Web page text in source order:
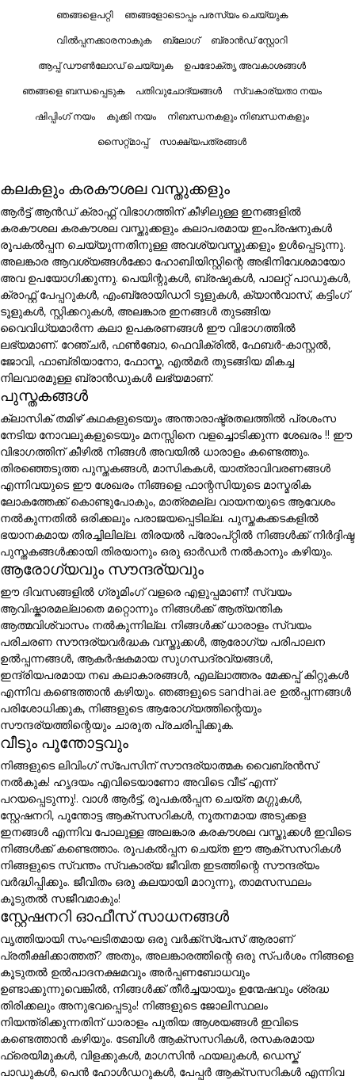
ഞങ്ങളെപറ്റി ഞങ്ങളോടൊപ്പം പരസ്യം ചെയ്യുക
വിൽപ്പനക്കാരനാകുക ബ്ലോഗ് ബ്രാൻഡ് സ്റ്റോറി
ആപ്പ് ഡൗൺലോഡ് ചെയ്യുക ഉപഭോക്തൃ അവകാശങ്ങൾ
ഞങ്ങളെ ബന്ധപ്പെടുക പതിവുചോദ്യങ്ങൾ സ്വകാര്യതാ നയം
ഷിപ്പിംഗ് നയം കുക്കി നയം നിബന്ധനകളും നിബന്ധനകളും
സൈറ്റ്മാപ്പ് സാക്ഷ്യപത്രങ്ങൾ
കലകളും കരകൗശല വസ്തുക്കളും
ആർട്ട് ആൻഡ് ക്രാഫ്റ്റ് വിഭാഗത്തിന് കീഴിലുള്ള ഇനങ്ങളിൽ
കരകൗശല കരകൗശല വസ്തുക്കളും കലാപരമായ ഇംപ്രഷനുകൾ
രൂപകൽപ്പന ചെയ്യുന്നതിനുള്ള അവശ്യവസ്തുക്കളും ഉൾപ്പെടുന്നു.
അലങ്കാര ആവശ്യങ്ങൾക്കോ ഹോബിയിസ്റ്റിന്റെ അഭിനിവേശമായോ
അവ ഉപയോഗിക്കുന്നു. പെയിന്റുകൾ, ബ്രഷുകൾ, പാലറ്റ് പാഡുകൾ,
ക്രാഫ്റ്റ് പേപ്പറുകൾ, എംബ്രോയിഡറി ടൂളുകൾ, ക്യാൻവാസ്, കട്ടിംഗ്
ടൂളുകൾ, സ്റ്റിക്കറുകൾ, അലങ്കാര ഇനങ്ങൾ തുടങ്ങിയ
വൈവിധ്യമാർന്ന കലാ ഉപകരണങ്ങൾ ഈ വിഭാഗത്തിൽ
ലഭ്യമാണ്. റേഞ്ചർ, ഫൺബോ, ഫെവിക്രിൽ, ഫേബർ-കാസ്റ്റൽ,
ജോവി, ഫാബ്രിയാനോ, ഫോസ്ക, എൽമർ തുടങ്ങിയ മികച്ച
നിലവാരമുള്ള ബ്രാൻഡുകൾ ലഭ്യമാണ്.
പുസ്തകങ്ങൾ
ക്ലാസിക് തമിഴ് കഥകളുടെയും അന്താരാഷ്ട്രതലത്തിൽ പ്രശംസ
നേടിയ നോവലുകളുടെയും മനസ്സിനെ വളച്ചൊടിക്കുന്ന ശേഖരം !! ഈ
വിഭാഗത്തിന് കീഴിൽ നിങ്ങൾ അവയിൽ ധാരാളം കണ്ടെത്തും.
തിരഞ്ഞെടുത്ത പുസ്തകങ്ങൾ, മാസികകൾ, യാത്രാവിവരണങ്ങൾ
എന്നിവയുടെ ഈ ശേഖരം നിങ്ങളെ ഫാന്റസിയുടെ മാസ്മരിക
ലോകത്തേക്ക് കൊണ്ടുപോകും, മാത്രമല്ല വായനയുടെ ആവേശം
നൽകുന്നതിൽ ഒരിക്കലും പരാജയപ്പെടില്ല. പുസ്തകക്കടകളിൽ
ഭയാനകമായ തിരച്ചിലില്ല. തിരയൽ പ്രോംപ്റ്റിൽ നിങ്ങൾക്ക് നിർദ്ദിഷ്ട
പുസ്തകങ്ങൾക്കായി തിരയാനും ഒരു ഓർഡർ നൽകാനും കഴിയും.
ആരോഗ്യവും സൗന്ദര്യവും
ഈ ദിവസങ്ങളിൽ ഗ്രൂമിംഗ് വളരെ എളുപ്പമാണ്! സ്വയം
ആവിഷ്കാരമല്ലാതെ മറ്റൊന്നും നിങ്ങൾക്ക് ആത്യന്തിക
ആത്മവിശ്വാസം നൽകുന്നില്ല. നിങ്ങൾക്ക് ധാരാളം സ്വയം
പരിചരണ സൗന്ദര്യവർദ്ധക വസ്തുക്കൾ, ആരോഗ്യ പരിപാലന
ഉൽപ്പന്നങ്ങൾ, ആകർഷകമായ സുഗന്ധദ്രവ്യങ്ങൾ,
ഇന്ദ്രിയപരമായ നഖ കലാകാരങ്ങൾ, എല്ലാത്തരം മേക്കപ്പ് കിറ്റുകൾ
എന്നിവ കണ്ടെത്താൻ കഴിയും. ഞങ്ങളുടെ sandhai.ae ഉൽപ്പന്നങ്ങൾ
പരിശോധിക്കുക, നിങ്ങളുടെ ആരോഗ്യത്തിന്റെയും
സൗന്ദര്യത്തിന്റെയും ചാരുത പ്രചരിപ്പിക്കുക.
വീടും പൂന്തോട്ടവും
നിങ്ങളുടെ ലിവിംഗ് സ്പേസിന് സൗന്ദര്യാത്മക വൈബ്രൻസ്
നൽകുക! ഹൃദയം എവിടെയാണോ അവിടെ വീട് എന്ന്
പറയപ്പെടുന്നു!. വാൾ ആർട്ട്, രൂപകൽപ്പന ചെയ്ത മഗ്ഗുകൾ,
സ്റ്റേഷനറി, പൂന്തോട്ട ആക്സസറികൾ, നൂതനമായ അടുക്കള
ഇനങ്ങൾ എന്നിവ പോലുള്ള അലങ്കാര കരകൗശല വസ്തുക്കൾ ഇവിടെ
നിങ്ങൾക്ക് കണ്ടെത്താം. രൂപകൽപ്പന ചെയ്ത ഈ ആക്സസറികൾ
നിങ്ങളുടെ സ്വന്തം സ്വകാര്യ ജീവിത ഇടത്തിന്റെ സൗന്ദര്യം
വർദ്ധിപ്പിക്കും. ജീവിതം ഒരു കലയായി മാറുന്നു, താമസസ്ഥലം
കൂടുതൽ സജീവമാകും!
സ്റ്റേഷനറി ഓഫീസ് സാധനങ്ങൾ
വൃത്തിയായി സംഘടിതമായ ഒരു വർക്ക്സ്പേസ് ആരാണ്
പ്രതീക്ഷിക്കാത്തത്? അതും, അലങ്കാരത്തിന്റെ ഒരു സ്പർശം നിങ്ങളെ
കൂടുതൽ ഉൽപാദനക്ഷമവും അർപ്പണബോധവും
ഉണ്ടാക്കുന്നുവെങ്കിൽ, നിങ്ങൾക്ക് തീർച്ചയായും ഉന്മേഷവും ശ്രദ്ധ
തിരിക്കലും അനുഭവപ്പെടും! നിങ്ങളുടെ ജോലിസ്ഥലം
നിയന്ത്രിക്കുന്നതിന് ധാരാളം പുതിയ ആശയങ്ങൾ ഇവിടെ
കണ്ടെത്താൻ കഴിയും. ടേബിൾ ആക്സസറികൾ, രസകരമായ
ഫ്രെയിമുകൾ, വിളക്കുകൾ, മാഗസിൻ ഫയലുകൾ, ഡെസ്ക്
പാഡുകൾ, പെൻ ഹോൾഡറുകൾ, പേപ്പർ ആക്സസറികൾ എന്നിവ